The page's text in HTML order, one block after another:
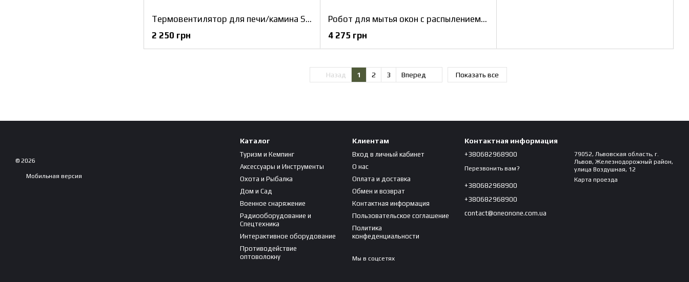
Термовентилятор для печи/камина Stovefan двойной 12-лопастный (6+6) без электричества
2 250 грн
Робот для мытья окон с распылением воды, защитой от падения и дистанционным управлением
4 275 грн
Назад 1 2 3 Вперед Показать все
© 2026
Мобильная версия
Каталог
Туризм и Кемпинг
Аксессуары и Инструменты
Охота и Рыбалка
Дом и Сад
Военное снаряжение
Радиооборудование и
Спецтехника
Интерактивное оборудование
Противодействие
оптоволокну
Клиентам
Вход в личный кабинет
О нас
Оплата и доставка
Обмен и возврат
Контактная информация
Пользовательское соглашение
Политика
конфеденциальности
Мы в соцсетях
Контактная информация
+380682968900
Перезвонить вам?
+380682968900
+380682968900
contact@oneonone.com.ua
79052, Львовская область, г.
Львов, Железнодорожный район,
улица Воздушная, 12
Карта проезда